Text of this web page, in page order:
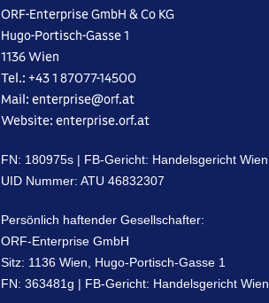
ORF-Enterprise GmbH & Co KG
Hugo-Portisch-Gasse 1
1136 Wien
Tel.: +43 1 87077-14500
Mail: enterprise@orf.at
Website: enterprise.orf.at
FN: 18‌09‌75s | FB-Gericht: Handelsgericht Wien
UID Nummer: A‌TU 46‌83‌23‌07
Persönlich haftender Gesellschafter:
ORF-Enterprise GmbH
Sitz: 1‌13‌6 Wien, Hugo-Portisch-Gasse ‌1
FN: 3‌63‌48‌1g | FB-Gericht: Handelsgericht Wien